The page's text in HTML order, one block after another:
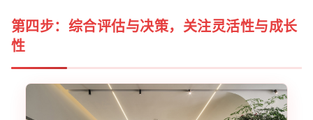
第四步：综合评估与决策，关注灵活性与成长
性